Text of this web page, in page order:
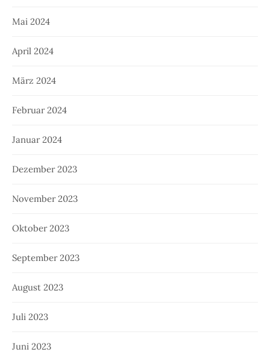
Mai 2024
April 2024
März 2024
Februar 2024
Januar 2024
Dezember 2023
November 2023
Oktober 2023
September 2023
August 2023
Juli 2023
Juni 2023